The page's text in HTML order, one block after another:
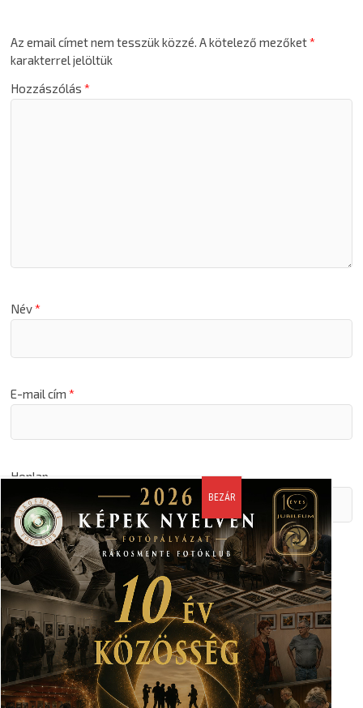
Az email címet nem tesszük közzé. A kötelező mezőket*
karakterrel jelöltük
Hozzászólás*
Név*
E-mail cím*
Honlap
A nevem, email címem, és weboldalcímem mentése a
böngészőben a következő hozzászólásomhoz.